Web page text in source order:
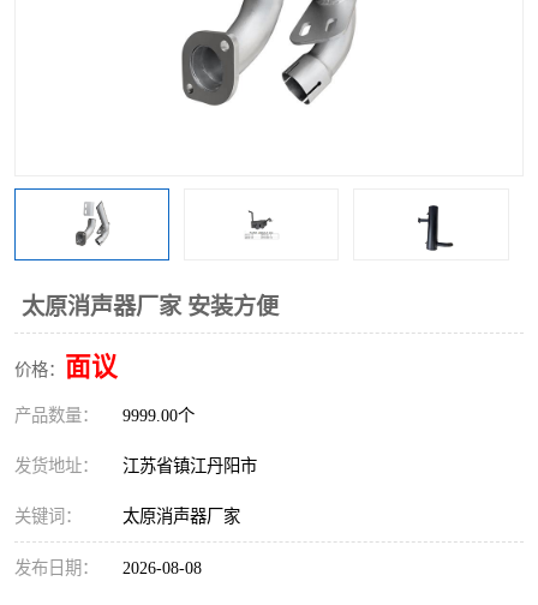
太原消声器厂家 安装方便
价格： 面议
产品数量： 9999.00个
发货地址： 江苏省镇江丹阳市
关键词： 太原消声器厂家
发布日期： 2026-08-08